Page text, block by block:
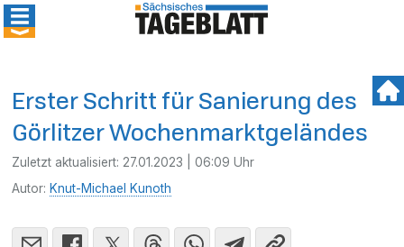
Erster Schritt für Sanierung des
Görlitzer Wochenmarktgeländes
Zuletzt aktualisiert: 27.01.2023 | 06:09 Uhr
Autor: Knut-Michael Kunoth